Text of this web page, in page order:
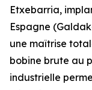
Etxebarria,
Espagne
une maîtrise
bobine brute au
industrielle